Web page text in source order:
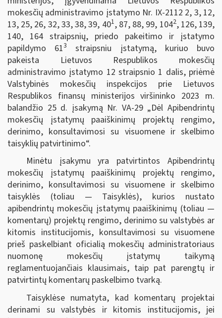
mokesčių administravimo įstatymo Nr. IX-2112 2, 3, 12,
13, 25, 26, 32, 33, 38, 39, 401, 87, 88, 99, 1042, 126, 139,
140, 164 straipsnių, priedo pakeitimo ir įstatymo
papildymo 613
straipsniu įstatymą, kuriuo buvo
pakeista Lietuvos Respublikos mokesčių
administravimo įstatymo 12 straipsnio 1 dalis, priėmė
Valstybinės mokesčių inspekcijos prie Lietuvos
Respublikos finansų ministerijos viršininko 2023 m.
balandžio 25 d. įsakymą Nr. VA-29 „Dėl Apibendrintų
mokesčių įstatymų paaiškinimų projektų rengimo,
derinimo, konsultavimosi su visuomene ir skelbimo
taisyklių patvirtinimo“.
Minėtu įsakymu yra patvirtintos Apibendrintų
mokesčių įstatymų paaiškinimų projektų rengimo,
derinimo, konsultavimosi su visuomene ir skelbimo
taisyklės (toliau — Taisyklės), kurios nustato
apibendrintų mokesčių įstatymų paaiškinimų (toliau —
komentarų) projektų rengimo, derinimo su valstybės ar
kitomis institucijomis, konsultavimosi su visuomene
prieš paskelbiant oficialią mokesčių administratoriaus
nuomonę mokesčių įstatymų taikymą
reglamentuojančiais klausimais, taip pat parengtų ir
patvirtintų komentarų paskelbimo tvarką.
Taisyklėse numatyta, kad komentarų projektai
derinami su valstybės ir kitomis institucijomis, jei